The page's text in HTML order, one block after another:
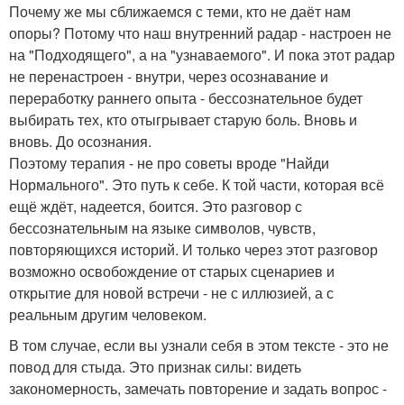
Почему же мы сближаемся с теми, кто не даёт нам
опоры? Потому что наш внутренний радар - настроен не
на "Подходящего", а на "узнаваемого". И пока этот радар
не перенастроен - внутри, через осознавание и
переработку раннего опыта - бессознательное будет
выбирать тех, кто отыгрывает старую боль. Вновь и
вновь. До осознания.
Поэтому терапия - не про советы вроде "Найди
Нормального". Это путь к себе. К той части, которая всё
ещё ждёт, надеется, боится. Это разговор с
бессознательным на языке символов, чувств,
повторяющихся историй. И только через этот разговор
возможно освобождение от старых сценариев и
открытие для новой встречи - не с иллюзией, а с
реальным другим человеком.
В том случае, если вы узнали себя в этом тексте - это не
повод для стыда. Это признак силы: видеть
закономерность, замечать повторение и задать вопрос -